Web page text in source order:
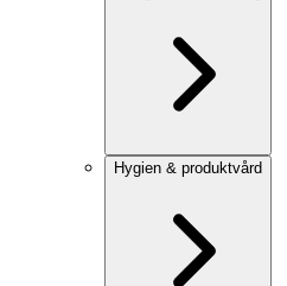
Hygien & produktvård